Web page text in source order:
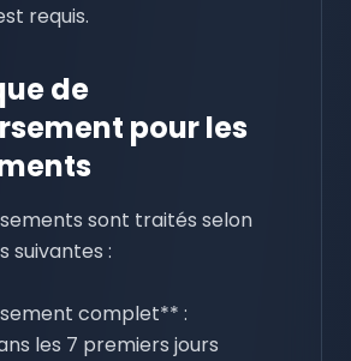
requis.
de
pour les
sont traités selon
suivantes :
complet** :
les 7 premiers jours